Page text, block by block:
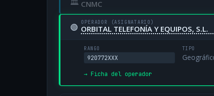
CNMC
🟢 OPERADOR (ASIGNATARIO)
ORBITAL TELEFONÍA Y EQUIPOS, S.L.
RANGO
920772XXX
TIPO
→ Ficha del operador